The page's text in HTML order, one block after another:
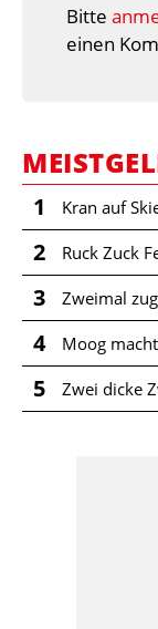
Bitte
einen
1 Kran auf
2 Ruck Zuck
3 Zweimal
4 Moog
5 Zwei dicke